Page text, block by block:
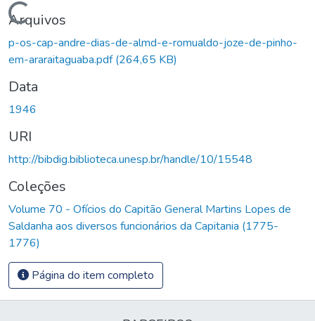
Carregando...
Arquivos
p-os-cap-andre-dias-de-almd-e-romualdo-joze-de-pinho-
em-araraitaguaba.pdf(264,65 KB)
Data
1946
URI
http://bibdig.biblioteca.unesp.br/handle/10/15548
Coleções
Volume 70 - Ofícios do Capitão General Martins Lopes de
Saldanha aos diversos funcionários da Capitania (1775-
1776)
Página do item completo